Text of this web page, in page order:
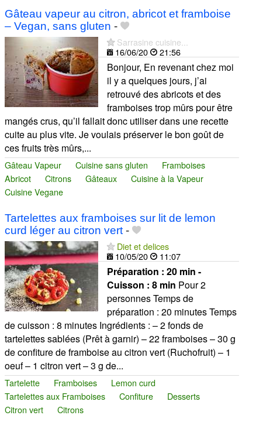
Gâteau vapeur au citron, abricot et framboise
– Vegan, sans gluten -
Sarrasine cuisine...
16/06/20
21:56
Bonjour, En revenant chez moi
il y a quelques jours, j’ai
retrouvé des abricots et des
framboises trop mûrs pour être
mangés crus, qu’il fallait donc utiliser dans une recette
cuite au plus vite. Je voulais préserver le bon goût de
ces fruits très mûrs,...
Gâteau Vapeur Cuisine sans gluten
Framboises
Abricot
Citrons Gâteaux
Cuisine à la Vapeur
Cuisine Vegane
Tartelettes aux framboises sur lit de lemon
curd léger au citron vert-
Diet et delices
10/05/20
11:07
Préparation : 20 min -
Cuisson : 8 min Pour 2
personnes Temps de
préparation : 20 minutes Temps
de cuisson : 8 minutes Ingrédients : – 2 fonds de
tartelettes sablées (Prêt à garnir) – 22 framboises – 30 g
de confiture de framboise au citron vert (Ruchofruit) – 1
oeuf – 1 citron vert – 3 g de...
Tartelette Framboises
Lemon curd
Tartelettes aux Framboises
Confiture
Desserts
Citron vert
Citrons